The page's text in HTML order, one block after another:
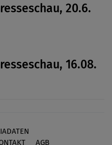
20.6.
16.08.
AGB